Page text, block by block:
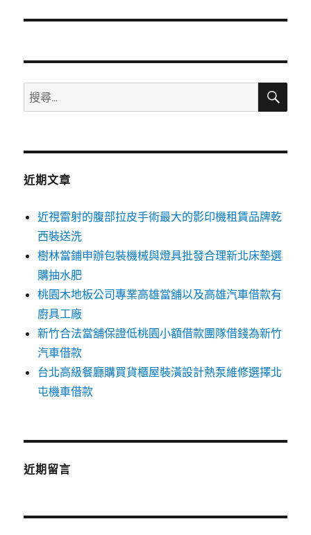
文
搜
尋
鍵
搜
近期文章
近視雷射的腹部拉皮手術最大的影印機租賃品牌乾
西裝送洗
樹林當鋪申辦包裝機械與燈具批發合理新北床墊選
購抽水肥
桃園木地板公司專業高雄當舖以及高雄汽車借款有
廚具工廠
新竹合法當舖保證低桃園小額借款團隊借錢為新竹
汽車借款
台北高級餐廳購買貨櫃屋裝潢設計熱泵維修選擇北
屯機車借款
近期留言